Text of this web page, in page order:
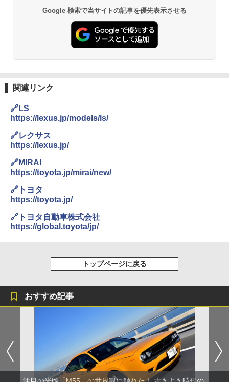
Google 検索で当サイトの記事を優先表示させる
関連リンク
🔗LS
https://lexus.jp/models/ls/
🔗レクサス
https://lexus.jp/
🔗MIRAI
https://toyota.jp/mirai/new/
🔗トヨタ
https://toyota.jp/
🔗トヨタ自動車株式会社
https://global.toyota/jp/
トップページに戻る
おすすめ記事